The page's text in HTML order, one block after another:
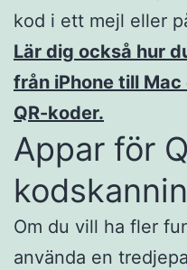
kod i ett mejl eller
Lär dig också hur
från iPhone till
QR-koder.
Appar för
Om du vill ha fler
använda en